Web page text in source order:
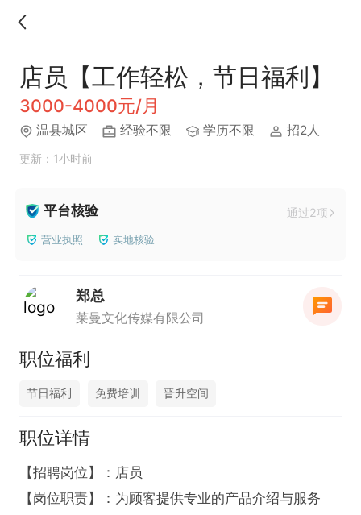
店员【工作轻松，节日福利】
3000-4000元/月
温县城区 经验不限 学历不限 招2人
更新：1小时前
平台核验 通过2项
营业执照 实地核验
郑总
莱曼文化传媒有限公司
职位福利
节日福利 免费培训 晋升空间
职位详情
【招聘岗位】：店员
【岗位职责】：为顾客提供专业的产品介绍与服务